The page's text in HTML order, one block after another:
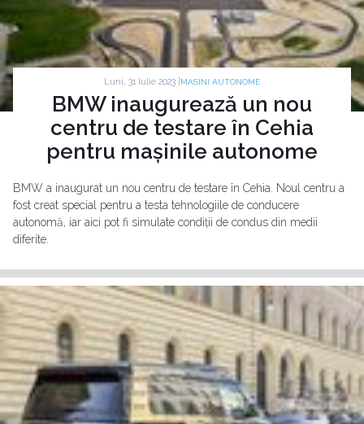
Luni, 31 Iulie 2023 | MASINI AUTONOME
BMW inaugurează un nou
centru de testare în Cehia
pentru mașinile autonome
BMW a inaugurat un nou centru de testare în Cehia. Noul centru a
fost creat special pentru a testa tehnologiile de conducere
autonomă, iar aici pot fi simulate condiții de condus din medii
diferite.